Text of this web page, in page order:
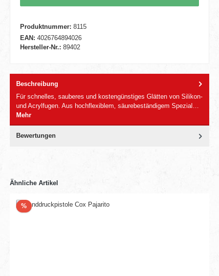
Produktnummer: 8115
EAN: 4026764894026
Hersteller-Nr.: 89402
Beschreibung
Für schnelles, sauberes und kostengünstiges Glätten von Silikon-
und Acrylfugen. Aus hochflexiblem, säurebeständigem Spezial…
Mehr
Bewertungen
Ähnliche Artikel
%Rabatt